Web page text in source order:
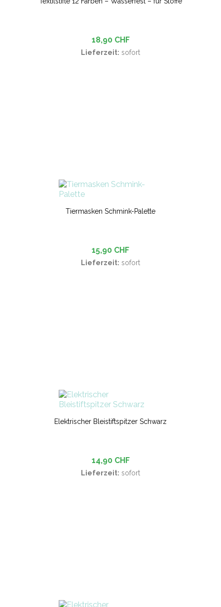
18,90 CHF
Lieferzeit: sofort
Tiermasken Schmink-Palette
15,90 CHF
Lieferzeit: sofort
Elektrischer Bleistiftspitzer Schwarz
14,90 CHF
Lieferzeit: sofort